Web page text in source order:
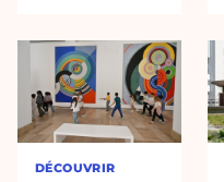
DÉCOUVRIR